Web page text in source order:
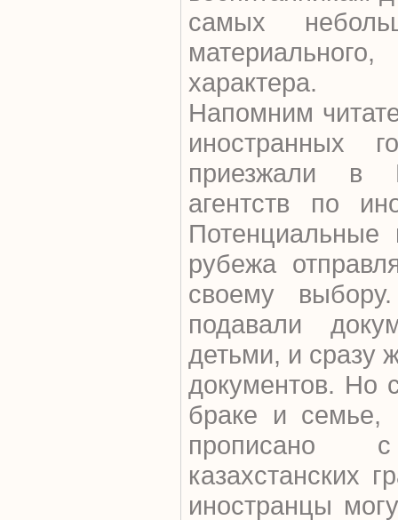
самых
характера.
Напомним
иностранных
приезжали в
агентств по
Потенциальные
рубежа
своему
подавали
детьми, и сразу
документов. Но
браке и семье,
прописано
казахстанских
иностранцы